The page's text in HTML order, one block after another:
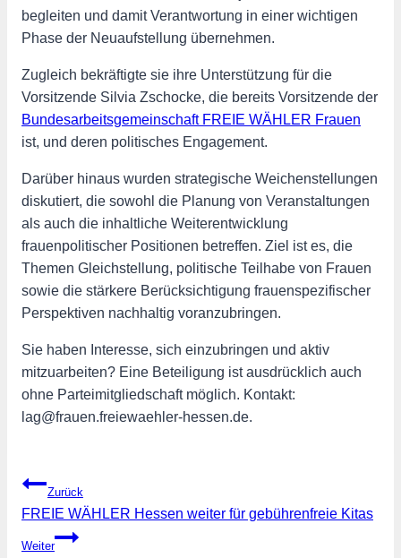
begleiten und damit Verantwortung in einer wichtigen
Phase der Neuaufstellung übernehmen.
Zugleich bekräftigte sie ihre Unterstützung für die
Vorsitzende Silvia Zschocke, die bereits Vorsitzende der
Bundesarbeitsgemeinschaft FREIE WÄHLER Frauen
ist, und deren politisches Engagement.
Darüber hinaus wurden strategische Weichenstellungen
diskutiert, die sowohl die Planung von Veranstaltungen
als auch die inhaltliche Weiterentwicklung
frauenpolitischer Positionen betreffen. Ziel ist es, die
Themen Gleichstellung, politische Teilhabe von Frauen
sowie die stärkere Berücksichtigung frauenspezifischer
Perspektiven nachhaltig voranzubringen.
Sie haben Interesse, sich einzubringen und aktiv
mitzuarbeiten? Eine Beteiligung ist ausdrücklich auch
ohne Parteimitgliedschaft möglich. Kontakt:
lag@frauen.freiewaehler-hessen.de.
Beitragsnavigation
Zurück
FREIE WÄHLER Hessen weiter für gebührenfreie Kitas
Weiter